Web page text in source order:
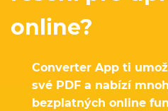
online?
Converter App ti
své PDF a nabízí
bezplatných online